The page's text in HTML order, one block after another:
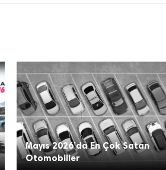
Mayıs 2026’da En Çok Satan
Otomobiller